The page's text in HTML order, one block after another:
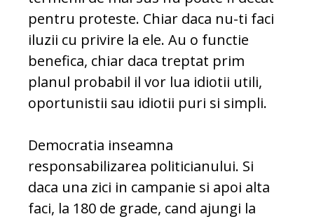
pentru proteste. Chiar daca nu-ti faci
iluzii cu privire la ele. Au o functie
benefica, chiar daca treptat prim
planul probabil il vor lua idiotii utili,
oportunistii sau idiotii puri si simpli.
Democratia inseamna
responsabilizarea politicianului. Si
daca una zici in campanie si apoi alta
faci, la 180 de grade, cand ajungi la